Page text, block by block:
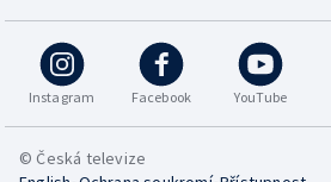
Instagram Facebook YouTube
© Česká televize